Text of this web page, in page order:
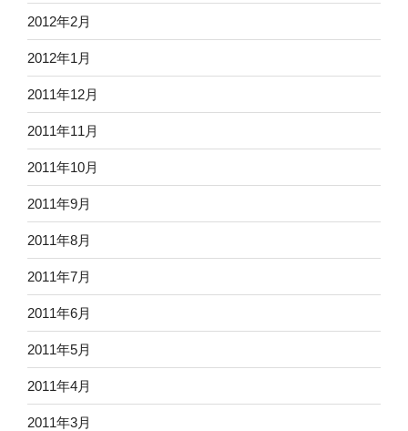
2012年2月
2012年1月
2011年12月
2011年11月
2011年10月
2011年9月
2011年8月
2011年7月
2011年6月
2011年5月
2011年4月
2011年3月